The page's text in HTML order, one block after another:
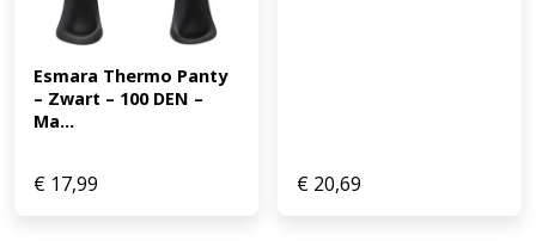
Esmara Thermo Panty
– Zwart – 100 DEN –
Ma...
€ 17,99 € 20,69